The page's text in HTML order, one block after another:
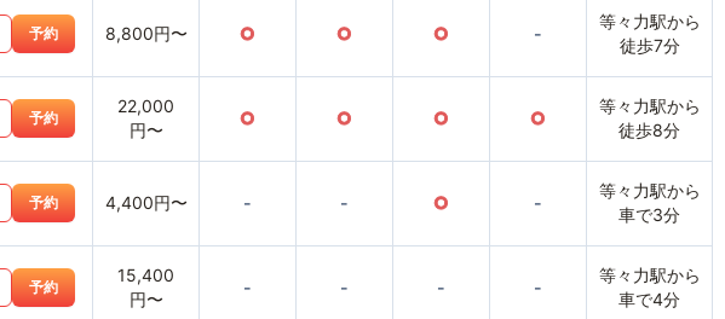
予約 8,800円〜 ○ ○ ○ -
等々力駅から
徒歩7分
予約
22,000
円〜
○ ○ ○ ○
等々力駅から
徒歩8分
予約 4,400円〜 - - ○ -
等々力駅から
車で3分
予約
15,400
円〜
- - - -
等々力駅から
車で4分